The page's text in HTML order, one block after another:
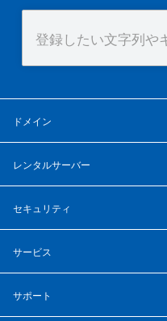
ドメイン
レンタルサーバー
セキュリティ
サービス
サポート